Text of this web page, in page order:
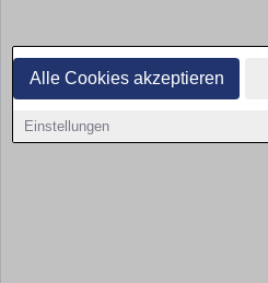
Alle Cookies akzeptieren
Einstellungen